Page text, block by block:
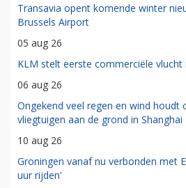
Transavia opent komende winter
Brussels Airport
05 aug 26
KLM stelt eerste commerciële
06 aug 26
Ongekend veel regen en wind houdt
vliegtuigen aan de grond in Shanghai
10 aug 26
Groningen vanaf nu verbonden met
uur rijden'